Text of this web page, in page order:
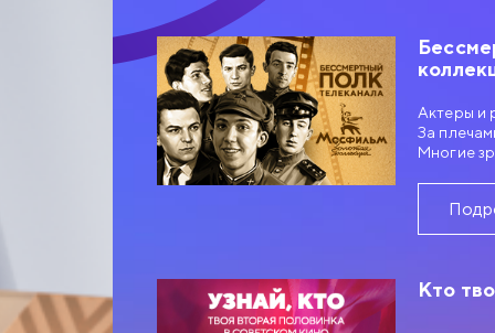
Актеры и
За
Многие
Кто